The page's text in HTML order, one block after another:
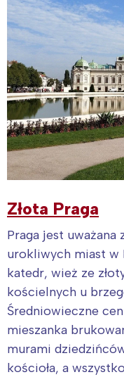
Złota Praga
Praga jest uważana
urokliwych miast w
katedr, wież ze
kościelnych u
Średniowieczne
mieszanka
murami
kościoła, a